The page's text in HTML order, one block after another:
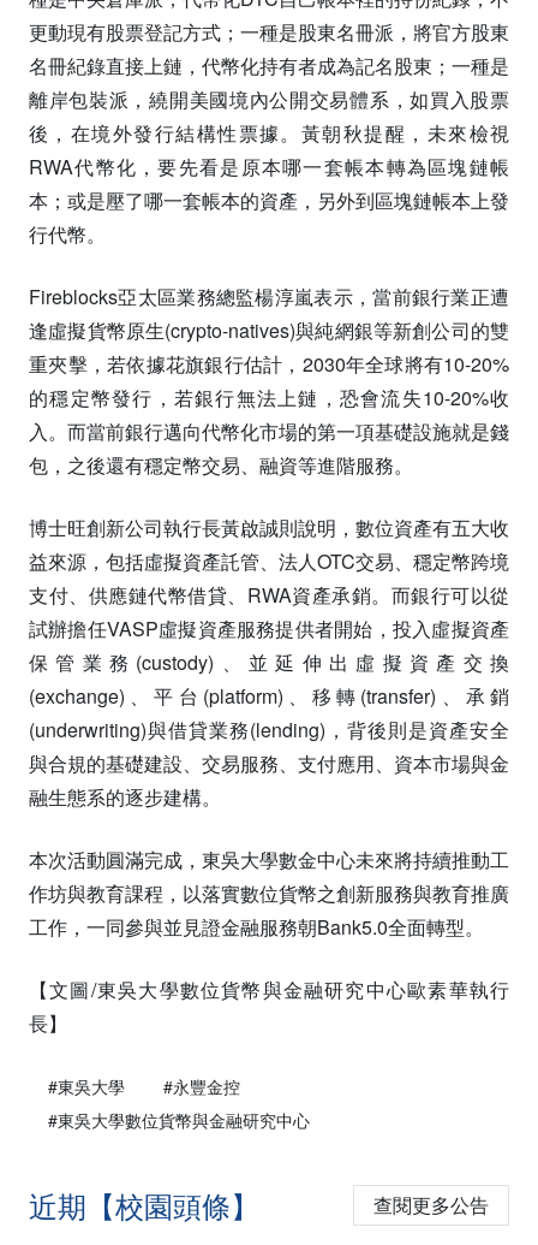
更動現有股票登記方式；一種是股東名冊派，將官方股東
名冊紀錄直接上鏈，代幣化持有者成為記名股東；一種是
離岸包裝派，繞開美國境內公開交易體系，如買入股票
後，在境外發行結構性票據。黃朝秋提醒，未來檢視
RWA代幣化，要先看是原本哪一套帳本轉為區塊鏈帳
本；或是壓了哪一套帳本的資產，另外到區塊鏈帳本上發
行代幣。
Fireblocks亞太區業務總監楊淳嵐表示，當前銀行業正遭
逢虛擬貨幣原生(crypto-natives)與純網銀等新創公司的雙
重夾擊，若依據花旗銀行估計，2030年全球將有10-20%
的穩定幣發行，若銀行無法上鏈，恐會流失10-20%收
入。而當前銀行邁向代幣化市場的第一項基礎設施就是錢
包，之後還有穩定幣交易、融資等進階服務。
博士旺創新公司執行長黃啟誠則說明，數位資產有五大收
益來源，包括虛擬資產託管、法人OTC交易、穩定幣跨境
支付、供應鏈代幣借貸、RWA資產承銷。而銀行可以從
試辦擔任VASP虛擬資產服務提供者開始，投入虛擬資產
保管業務(custody)、並延伸出虛擬資產交換
(exchange)、平台(platform)、移轉(transfer)、承銷
(underwriting)與借貸業務(lending)，背後則是資產安全
與合規的基礎建設、交易服務、支付應用、資本市場與金
融生態系的逐步建構。
本次活動圓滿完成，東吳大學數金中心未來將持續推動工
作坊與教育課程，以落實數位貨幣之創新服務與教育推廣
工作，一同參與並見證金融服務朝Bank5.0全面轉型。
【文圖/東吳大學數位貨幣與金融研究中心歐素華執行
長】
#東吳大學
#永豐金控
#東吳大學數位貨幣與金融研究中心
近期【校園頭條】 查閱更多公告